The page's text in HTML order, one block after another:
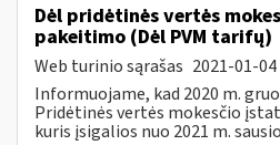
Dėl pridėtinės vertės
pakeitimo (Dėl PVM tarifų)
Web turinio sąrašas 2021-01-04
Informuojame, kad 2020 m.
Pridėtinės vertės mokesčio
kuris įsigalios nuo 2021 m.